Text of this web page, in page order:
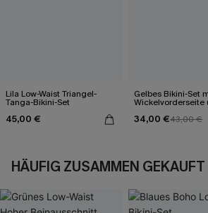
Lila Low-Waist Triangel-
Tanga-Bikini-Set
45,00 €
Gelbes Bikini-Set
Wickelvorderseite
34,00 €43,00 €
HÄUFIG ZUSAMMEN GEKAUFT